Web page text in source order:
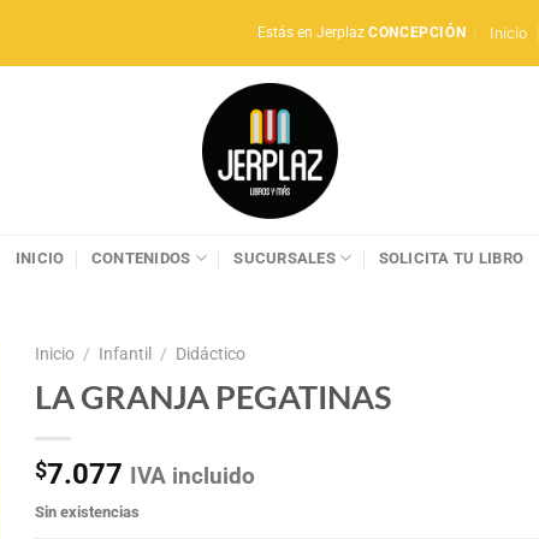
Estás en JerplazCONCEPCIÓN Inicio
INICIO CONTENIDOS SUCURSALES SOLICITA TU LIBRO
Inicio / Infantil / Didáctico
LA GRANJA PEGATINAS
$7.077 IVA incluido
Sin existencias